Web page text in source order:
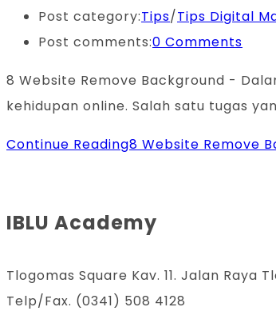
Post category:Tips/Tips Digital
Post comments:0 Comments
8 Website Remove Background -
kehidupan online. Salah satu tugas
Continue Reading8 Website Remove
IBLU Academy
Tlogomas Square Kav. 11. Jalan Raya
Telp/Fax. (0341) 508 4128